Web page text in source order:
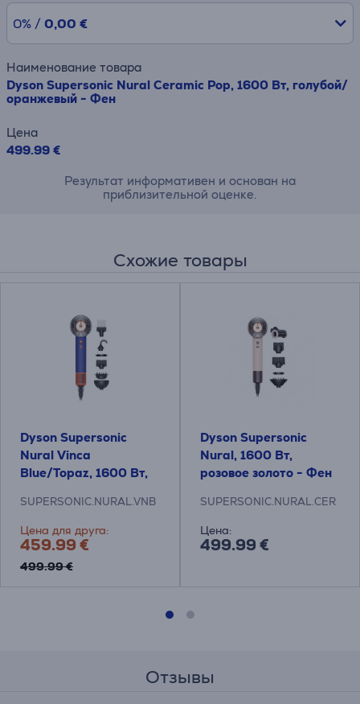
0% / 0,00 €
Наименование товара
Dyson Supersonic Nural Ceramic Pop, 1600 Вт, голубой/
оранжевый - Фен
Цена
499.99 €
Результат информативен и основан на
приблизительной оценке.
Схожие товары
Dyson Supersonic
Nural Vinca
Blue/Topaz, 1600 Вт,
Фен
SUPERSONIC.NURAL.VNB
Цена для друга:
459.99 €
499.99 €
Dyson Supersonic
Nural, 1600 Вт,
розовое золото - Фен
SUPERSONIC.NURAL.CER
Цена:
499.99 €
Отзывы